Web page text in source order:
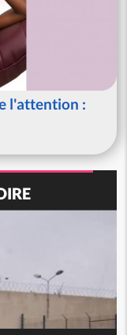
l'attention :